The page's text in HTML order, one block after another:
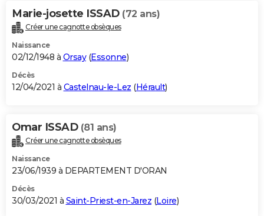
Marie-josette ISSAD (72 ans)
Créer une cagnotte obsèques
Naissance
02/12/1948 à Orsay(Essonne)
Décès
12/04/2021 à Castelnau-le-Lez (Hérault)
Omar ISSAD (81 ans)
Créer une cagnotte obsèques
Naissance
23/06/1939 à DEPARTEMENT D'ORAN
Décès
30/03/2021 à Saint-Priest-en-Jarez (Loire)